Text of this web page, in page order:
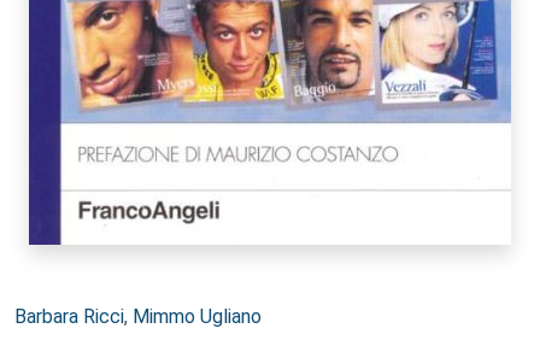
Autori:
Barbara Ricci, Mimmo Ugliano